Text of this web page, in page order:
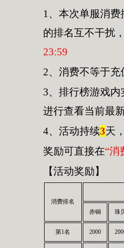
1、本次单服消费
的排名互不干扰
23:59
2、消费不等于
3、排行榜游戏
进行查看当前最
4、活动持续3天
奖励可直接在“消
【活动奖励】
消费排名
赤铜
珠
第1名 2000